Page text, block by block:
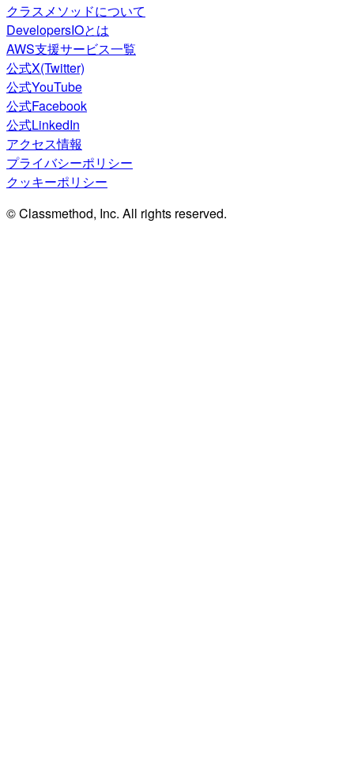
クラスメソッドについて
DevelopersIOとは
AWS支援サービス一覧
公式X(Twitter)
公式YouTube
公式Facebook
公式LinkedIn
アクセス情報
プライバシーポリシー
クッキーポリシー
© Classmethod, Inc. All rights reserved.